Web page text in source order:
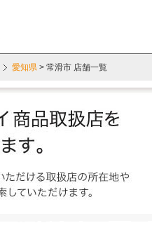
愛知県> 常滑市 店舗一覧